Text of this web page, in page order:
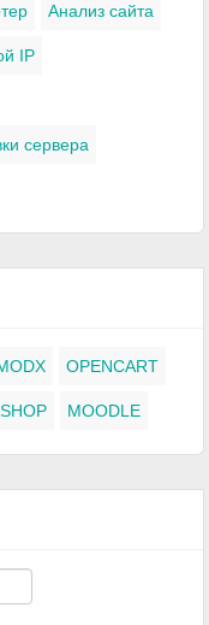
Анализ сайта
IP
сервера
OPENCART
MOODLE